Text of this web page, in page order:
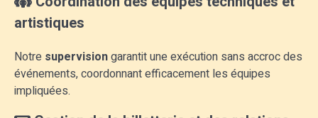
artistiques
Notre supervisiongarantit une exécution sans accroc des
événements, coordonnant efficacement les équipes
impliquées.